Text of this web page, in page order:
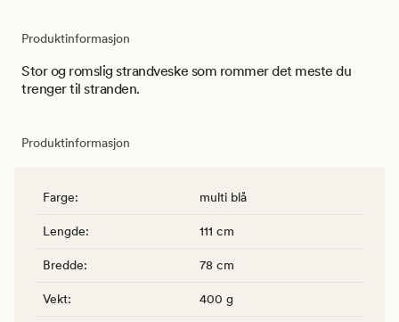
Produktinformasjon
Stor og romslig strandveske som rommer det meste du
trenger til stranden.
Produktinformasjon
Farge: multi blå
Lengde: 111 cm
Bredde: 78 cm
Vekt: 400 g